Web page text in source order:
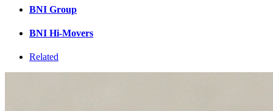
BNI Group
BNI Hi-Movers
Related